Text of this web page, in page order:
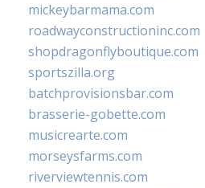
mickeybarmama.com
roadwayconstructioninc.com
shopdragonflyboutique.com
sportszilla.org
batchprovisionsbar.com
brasserie-gobette.com
musicrearte.com
morseysfarms.com
riverviewtennis.com